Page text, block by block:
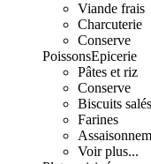
Viande frais
Charcuterie
Conserve
PoissonsEpicerie
Pâtes et riz
Conserve
Biscuits salés
Farines
Voir plus...